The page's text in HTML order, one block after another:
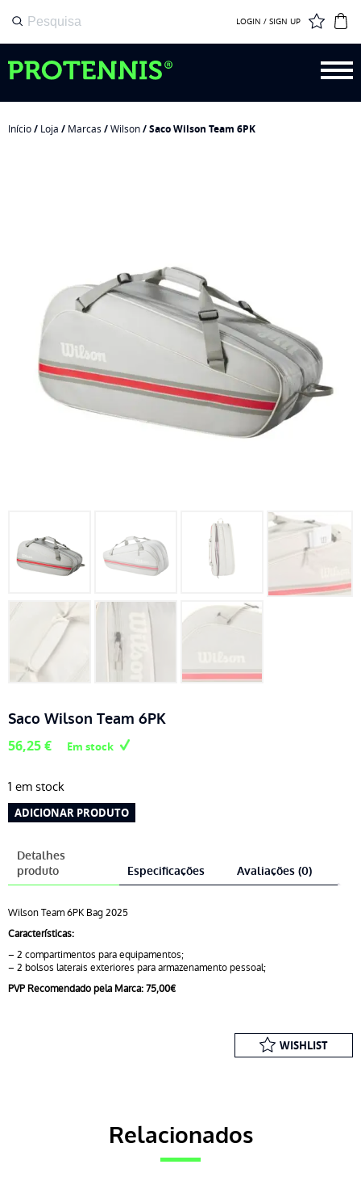
LOGIN / SIGN UP
Início/ Loja / Marcas /Wilson/ Saco Wilson Team 6PK
Saco Wilson Team 6PK
56,25€ Em stock
1 em stock
Quantidade
Saco
Wilson
Team
6PK
ADICIONAR PRODUTO
Detalhes
produto
Especificações Avaliações (0)
Wilson Team 6PK Bag 2025
Características:
– 2 compartimentos para equipamentos;
– 2 bolsos laterais exteriores para armazenamento pessoal;
PVP Recomendado pela Marca: 75,00€
WISHLIST
Relacionados